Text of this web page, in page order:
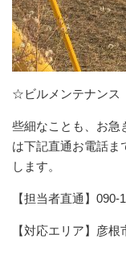
☆ビルメンテナン
些細なことも、お急
は下記直通お電話ま
します。
【担当者直通】
【対応エリア】彦